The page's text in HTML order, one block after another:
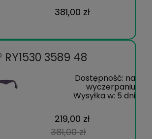
381,00 zł
3589 48
Dostępność: na
wyczerpaniu
Wysyłka w: 5 dni
219,00 zł
381,00 zł